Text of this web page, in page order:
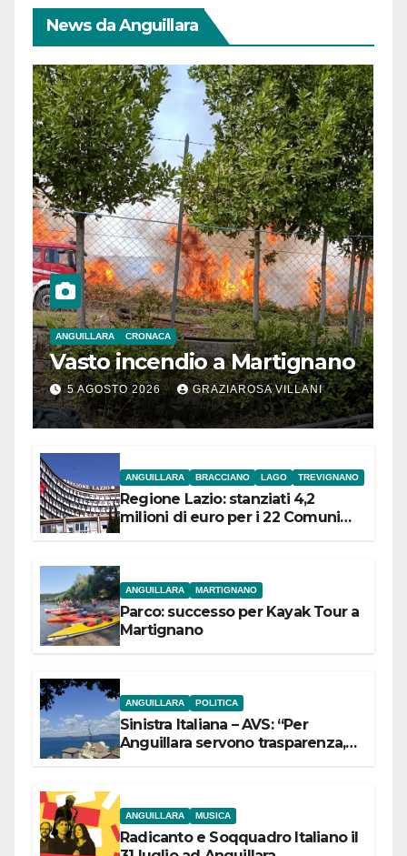
News da Anguillara
ANGUILLARA CRONACA
Vasto incendio a Martignano
5 AGOSTO 2026 GRAZIAROSA VILLANI
ANGUILLARA BRACCIANO LAGO TREVIGNANO
Regione Lazio: stanziati 4,2
milioni di euro per i 22 Comuni
ANGUILLARA MARTIGNANO
Parco: successo per Kayak Tour a
Martignano
ANGUILLARA POLITICA
Sinistra Italiana – AVS: “Per
Anguillara servono trasparenza,
ANGUILLARA MUSICA
Radicanto e Soqquadro Italiano il